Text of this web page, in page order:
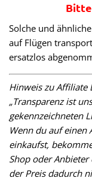
Solche und
auf Flügen
ersatzlos
Hinweis zu Affiliate
„Transparenz ist
gekennzeichneten
Wenn du auf
einkaufst,
Shop oder
der Preis dadurch